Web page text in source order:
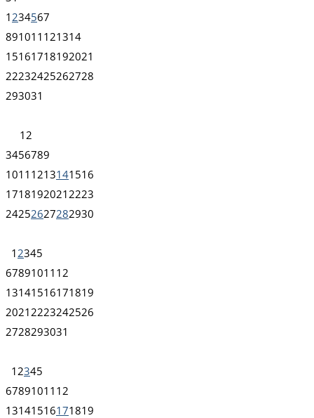
1 234567
891011 121314
15161718192021
22232425262728
293031
1 2
3456789
1011 1213141516
1718192021 2223
24252627282930
1 2345
67891011 12
13141516171819
2021 2223242526
2728293031
1 2345
67891011 12
13141516171819